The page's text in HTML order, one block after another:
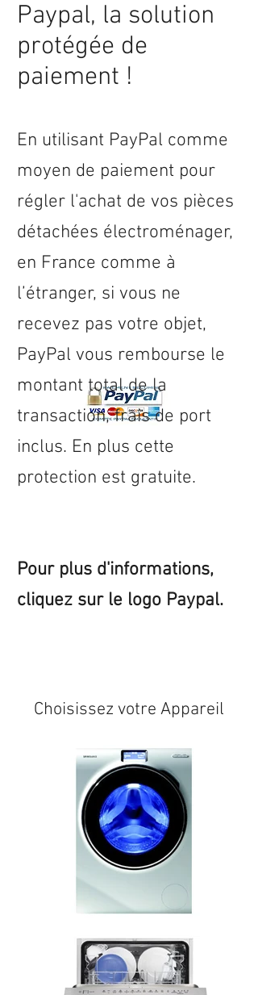
Paypal, la solution
protégée de
paiement !
En utilisant PayPal comme
moyen de paiement pour
régler l'achat de vos pièces
détachées électroménager,
en France comme à
l’étranger, si vous ne
recevez pas votre objet,
PayPal vous rembourse le
montant total de la
transaction, frais de port
inclus. En plus cette
protection est gratuite.
Pour plus d'informations,
cliquez sur le logo Paypal.
Choisissez votre Appareil